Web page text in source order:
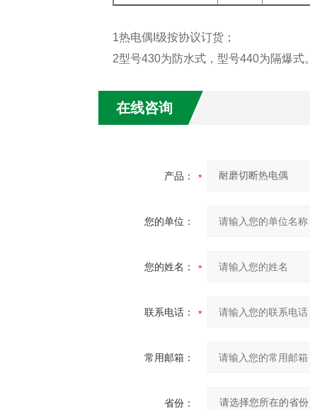
1热电偶I级按协议订货；
2型号430为防水式，型号440为隔爆式。
在线咨询
产品：
您的单位：
您的姓名：
联系电话：
常用邮箱：
省份：